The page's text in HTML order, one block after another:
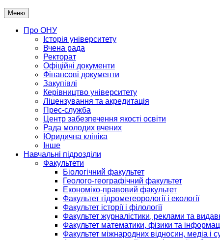
Меню
Про ОНУ
Історія університету
Вчена рада
Ректорат
Офіційні документи
Фінансові документи
Закупівлі
Керівництво університету
Ліцензування та акредитація
Прес-служба
Центр забезпечення якості освіти
Рада молодих вчених
Юридична клініка
Інше
Навчальні підрозділи
Факультети
Біологічний факультет
Геолого-географічний факультет
Економіко-правовий факультет
Факультет гідрометеорології і екології
Факультет історії і філології
Факультет журналістики, реклами та
Факультет математики, фізики та
Факультет міжнародних відносин, медіа і